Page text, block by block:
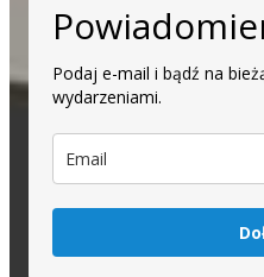
Podaj e-mail i bądź na
wydarzeniami.